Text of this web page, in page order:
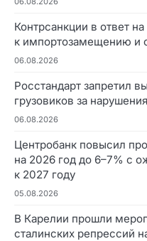
Контрсанкции в ответ
к импортозамещению и
06.08.2026
Росстандарт запретил
грузовиков за
06.08.2026
Центробанк повысил
на 2026 год до 6–7% с
к 2027 году
05.08.2026
В Карелии прошли
сталинских репрессий